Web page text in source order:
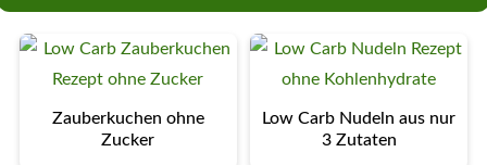
Zauberkuchen ohne
Zucker
Low Carb Nudeln aus nur
3 Zutaten